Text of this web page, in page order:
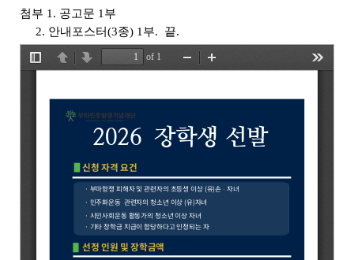
첨부 1. 공고문 1부
2. 안내포스터(3종) 1부. 끝.